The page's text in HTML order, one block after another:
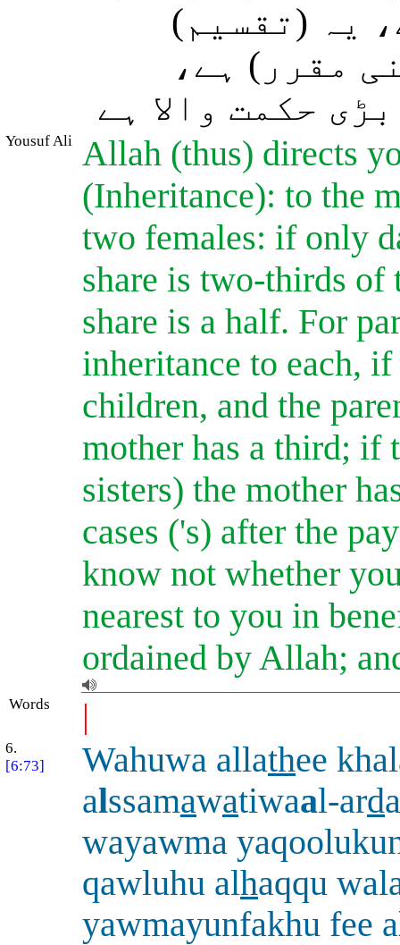
یہ (تقسیم)
مقرر) ہے،
حکمت والا ہے
Yousuf Ali Allah (thus) directs
(Inheritance): to the
two females: if only
share is two-thirds of
share is a half. For
inheritance to each,
children, and the
mother has a third; if
sisters) the mother
cases ('s) after the
know not whether
nearest to you in
ordained by Allah;
Words |
6.
[6:73]
Wahuwa allathee
alssamawatiwaal-ard
wayawma
qawluhu alhaqqu
yawmayunfakhu fee a